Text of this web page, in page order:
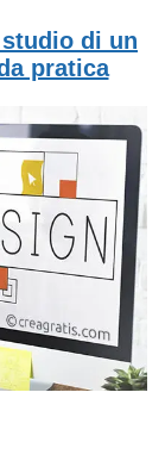
di un
pratica